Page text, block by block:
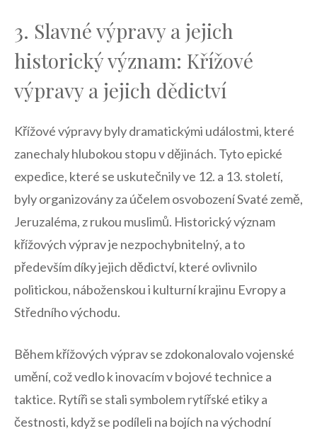
3. ⁤Slavné výpravy a jejich
historický ‌význam: Křížové
výpravy a jejich dědictví
Křížové‌ výpravy byly ⁣dramatickými událostmi, ‍které
⁣zanechaly hlubokou‌ stopu v dějinách. Tyto ‍epické
expedice, které se uskutečnily ⁢ve 12. a 13.⁢ století,
byly organizovány za účelem osvobození Svaté země,
Jeruzaléma, z rukou muslimů. Historický význam
křížových výprav ⁢je⁤ nezpochybnitelný, a ‌to
především‍ díky jejich dědictví, které ovlivnilo
politickou, náboženskou ‌i kulturní krajinu Evropy a
Středního východu.
Během křížových výprav⁢ se zdokonalovalo vojenské⁣
umění, což vedlo⁣ k inovacím v bojové ‍technice a​
taktice. Rytíři se stali symbolem rytířské etiky‌ a
čestnosti, když se podíleli na bojích na východní